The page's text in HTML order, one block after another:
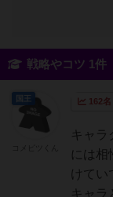
戦略やコツ 1件
162名
キャラ
には相
けて
キャラ
国王